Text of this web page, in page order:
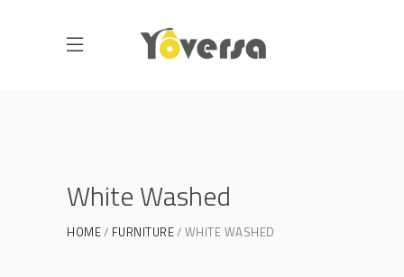
White Washed
HOME FURNITURE WHITE WASHED